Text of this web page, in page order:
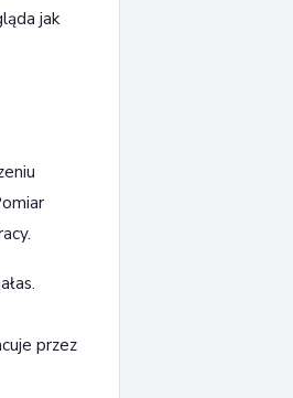
jak
przez